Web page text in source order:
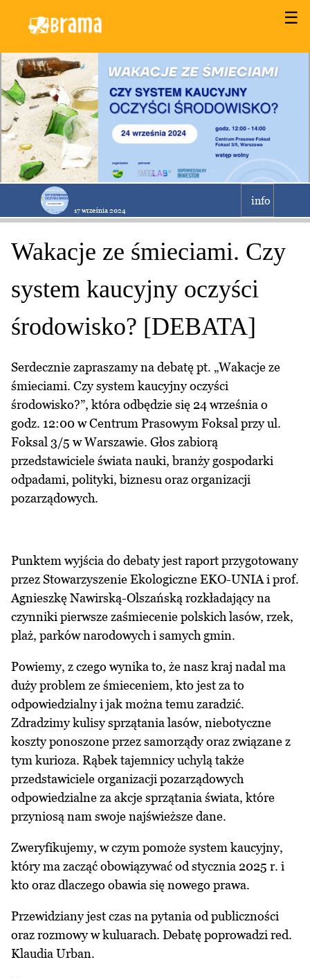
☰
17 września 2024
info
Wakacje ze śmieciami. Czy
system kaucyjny oczyści
środowisko? [DEBATA]
Serdecznie zapraszamy na debatę pt. „Wakacje ze
śmieciami. Czy system kaucyjny oczyści
środowisko?”, która odbędzie się 24 września o
godz. 12:00 w Centrum Prasowym Foksal przy ul.
Foksal 3/5 w Warszawie. Głos zabiorą
przedstawiciele świata nauki, branży gospodarki
odpadami, polityki, biznesu oraz organizacji
pozarządowych.
Punktem wyjścia do debaty jest raport przygotowany
przez Stowarzyszenie Ekologiczne EKO-UNIA i prof.
Agnieszkę Nawirską-Olszańską rozkładający na
czynniki pierwsze zaśmiecenie polskich lasów, rzek,
plaż, parków narodowych i samych gmin.
Powiemy, z czego wynika to, że nasz kraj nadal ma
duży problem ze śmieceniem, kto jest za to
odpowiedzialny i jak można temu zaradzić.
Zdradzimy kulisy sprzątania lasów, niebotyczne
koszty ponoszone przez samorządy oraz związane z
tym kurioza. Rąbek tajemnicy uchylą także
przedstawiciele organizacji pozarządowych
odpowiedzialne za akcje sprzątania świata, które
przyniosą nam swoje najświeższe dane.
Zweryfikujemy, w czym pomoże system kaucyjny,
który ma zacząć obowiązywać od stycznia 2025 r. i
kto oraz dlaczego obawia się nowego prawa.
Przewidziany jest czas na pytania od publiczności
oraz rozmowy w kuluarach. Debatę poprowadzi red.
Klaudia Urban.